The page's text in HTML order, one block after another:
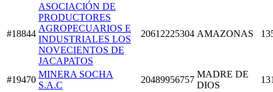
#18844
ASOCIACIÓN DE
PRODUCTORES
AGROPECUARIOS E
INDUSTRIALES LOS
NOVECIENTOS DE
JACAPATOS
20612225304 AMAZONAS
#19470
MINERA SOCHA
S.A.C
20489956757
MADRE DE
DIOS